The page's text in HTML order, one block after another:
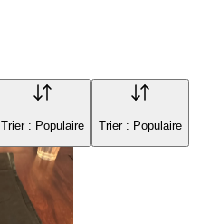
Trier : Populaire Trier : Populaire